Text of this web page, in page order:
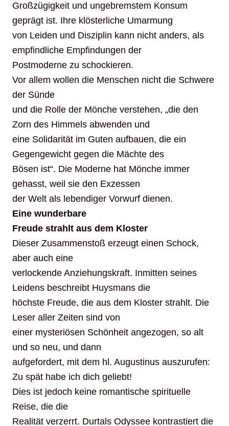
Großzügigkeit und ungebremstem Konsum
geprägt ist. Ihre klösterliche Umarmung
von Leiden und Disziplin kann nicht anders, als
empfindliche Empfindungen der
Postmoderne zu schockieren.
Vor allem wollen die Menschen nicht die Schwere
der Sünde
und die Rolle der Mönche verstehen, „die den
Zorn des Himmels abwenden und
eine Solidarität im Guten aufbauen, die ein
Gegengewicht gegen die Mächte des
Bösen ist“. Die Moderne hat Mönche immer
gehasst, weil sie den Exzessen
der Welt als lebendiger Vorwurf dienen.
Eine wunderbare
Freude strahlt aus dem Kloster
Dieser Zusammenstoß erzeugt einen Schock,
aber auch eine
verlockende Anziehungskraft. Inmitten seines
Leidens beschreibt Huysmans die
höchste Freude, die aus dem Kloster strahlt. Die
Leser aller Zeiten sind von
einer mysteriösen Schönheit angezogen, so alt
und so neu, und dann
aufgefordert, mit dem hl. Augustinus auszurufen:
Zu spät habe ich dich geliebt!
Dies ist jedoch keine romantische spirituelle
Reise, die die
Realität verzerrt. Durtals Odyssee kontrastiert die